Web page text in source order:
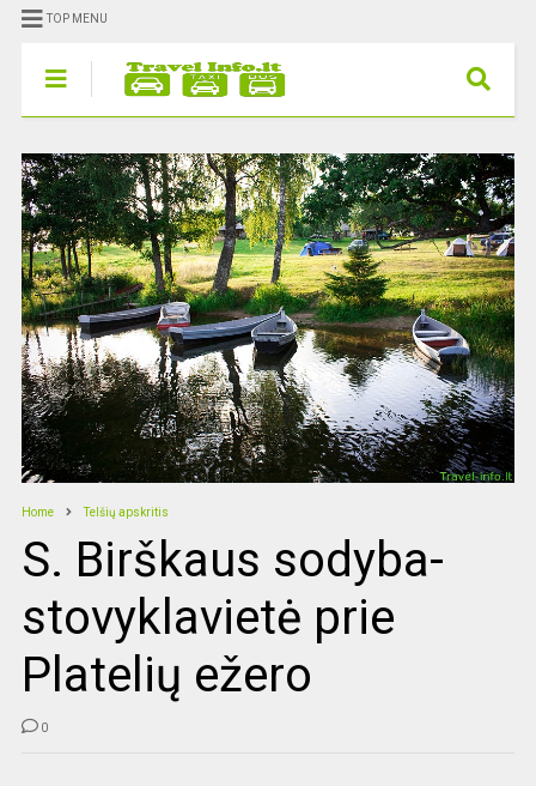
TOP MENU
Home Telšių apskritis
S. Birškaus sodyba-
stovyklavietė prie
Platelių ežero
0